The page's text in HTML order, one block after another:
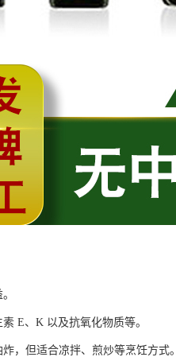
E、K 以及抗氧化物质等。
，但适合凉拌、煎炒等烹饪方式。